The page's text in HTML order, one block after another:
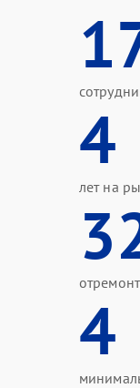
4
лет на
4